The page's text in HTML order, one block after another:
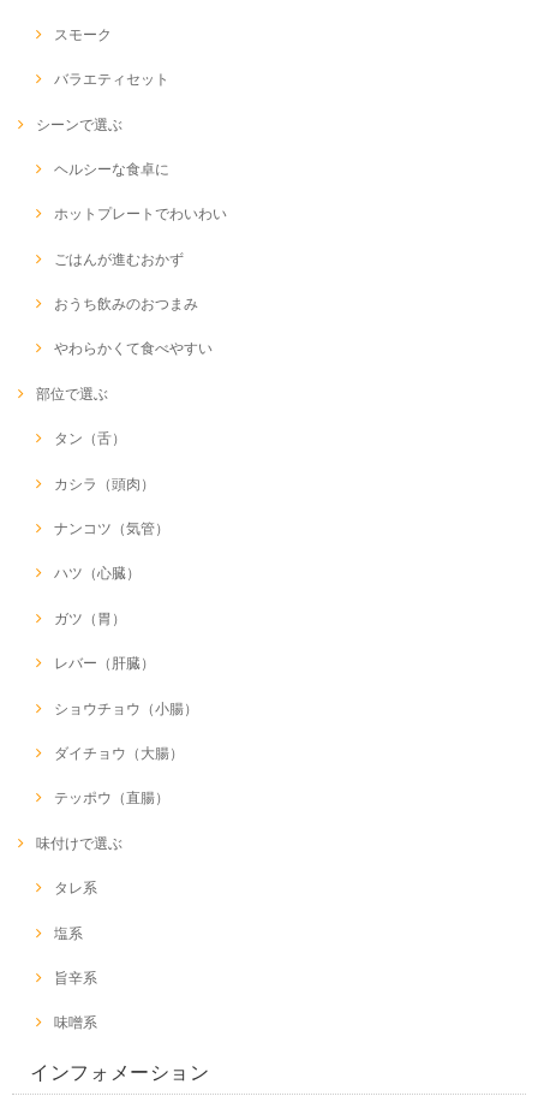
スモーク
バラエティセット
シーンで選ぶ
ヘルシーな食卓に
ホットプレートでわいわい
ごはんが進むおかず
おうち飲みのおつまみ
やわらかくて食べやすい
部位で選ぶ
タン（舌）
カシラ（頭肉）
ナンコツ（気管）
ハツ（心臓）
ガツ（胃）
レバー（肝臓）
ショウチョウ（小腸）
ダイチョウ（大腸）
テッポウ（直腸）
味付けで選ぶ
タレ系
塩系
旨辛系
味噌系
インフォメーション